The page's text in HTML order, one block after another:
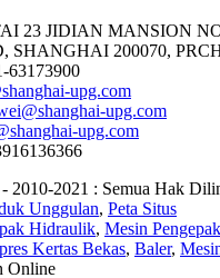
23 JIDIAN MANSION
SHANGHAI 200070,
63173900
upg.com
upg.com
upg.com
2010-2021 : Semua Hak
Unggulan, Peta Situs
Hidraulik, Mesin Pengepak
Kertas Bekas, Baler,